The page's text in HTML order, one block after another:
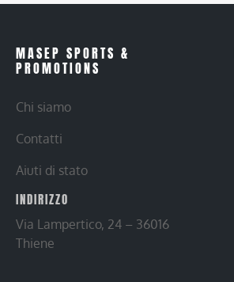
MASEP SPORTS &
PROMOTIONS
Chi siamo
Contatti
Aiuti di stato
INDIRIZZO
Via Lampertico, 24 – 36016
Thiene